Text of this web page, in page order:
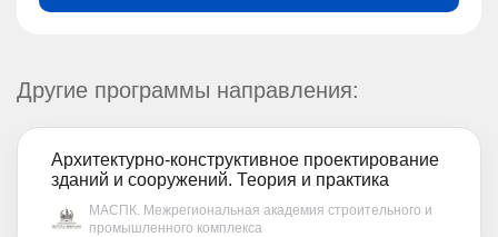
Другие программы направления:
Архитектурно-конструктивное проектирование
зданий и сооружений. Теория и практика
МАСПК. Межрегиональная академия строительного и
промышленного комплекса